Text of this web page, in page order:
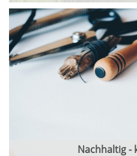
Nachhaltig -